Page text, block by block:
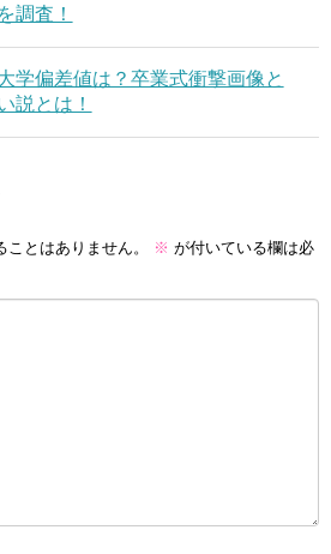
調査！
学偏差値は？卒業式衝撃画像と
説とは！
とはありません。 ※ が付いている欄は必